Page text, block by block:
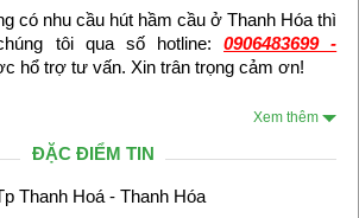
có nhu cầu hút hầm cầu ở Thanh Hóa thì
tôi qua số hotline:0906483699 -
hổ trợ tư vấn. Xin trân trọng cảm ơn!
Xem thêm
ĐẶC ĐIỂM TIN
Thanh Hoá - Thanh Hóa